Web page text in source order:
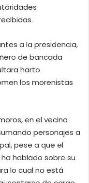
a la presidencia,
de bancada
harto
los morenistas
en el vecino
personajes a
pese a que el
hablado sobre su
lo cual no está